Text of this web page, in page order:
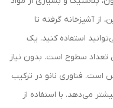
از آشپزخانه گرفته تا
استفاده کنید. یک
تعداد سطوح است. بدون نیاز
است. فناوری نانو در ترکیب
می‌دهد. با استفاده از